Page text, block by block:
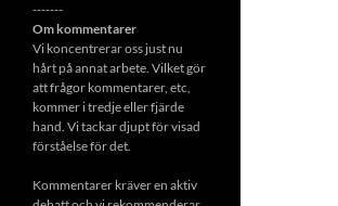
-------
Om kommentarer
Vi koncentrerar oss just nu
hårt på annat arbete. Vilket gör
att frågor kommentarer, etc,
kommer i tredje eller fjärde
hand. Vi tackar djupt för visad
förståelse för det.
Kommentarer kräver en aktiv